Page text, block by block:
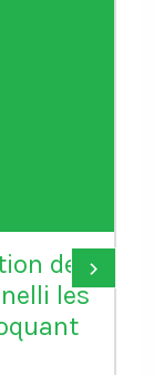
de
les
›